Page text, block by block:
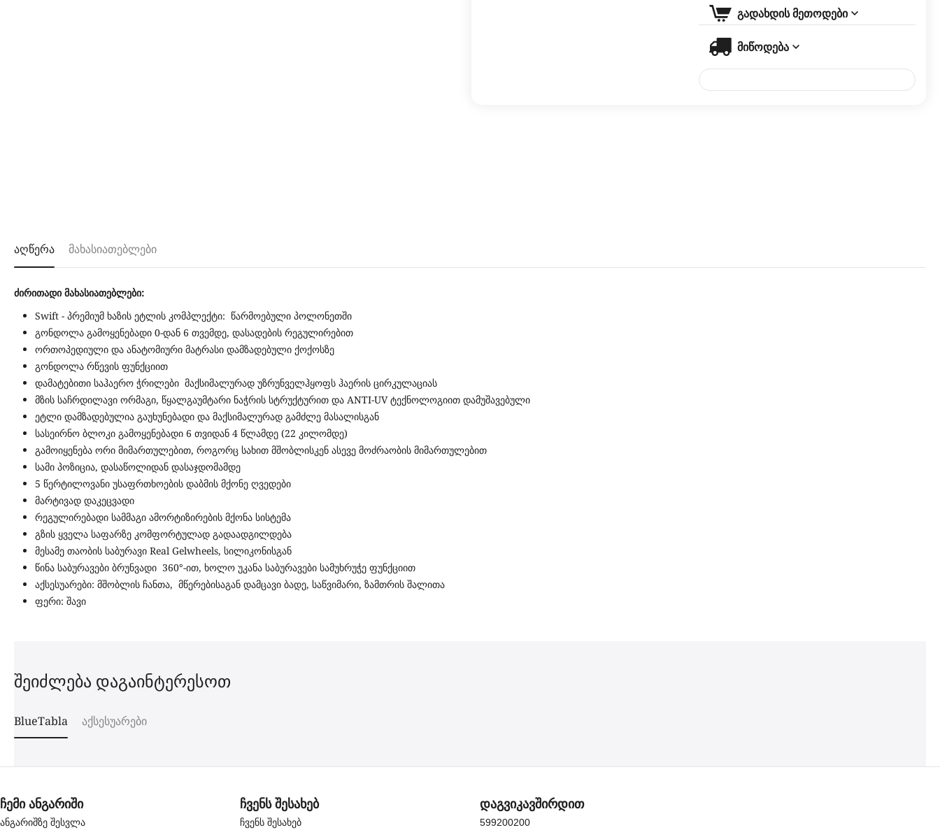
გადახდის მეთოდები
მიწოდება
აღწერა მახასიათებლები
ძირითადი მახასიათებლები:
Swift - პრემიუმ ხაზის ეტლის კომპლექტი: წარმოებული პოლონეთში
გონდოლა გამოყენებადი 0-დან 6 თვემდე, დასადების რეგულირებით
ორთოპედიული და ანატომიური მატრასი დამზადებული ქოქოსზე
გონდოლა რწევის ფუნქციით
დამატებითი საჰაერო ჭრილები მაქსიმალურად უზრუნველჰყოფს ჰაერის ცირკულაციას
მზის საჩრდილავი ორმაგი, წყალგაუმტარი ნაჭრის სტრუქტურით და ANTI-UV ტექნოლოგიით დამუშავებული
ეტლი დამზადებულია გაუხუნებადი და მაქსიმალურად გამძლე მასალისგან
სასეირნო ბლოკი გამოყენებადი 6 თვიდან 4 წლამდე (22 კილომდე)
გამოიყენება ორი მიმართულებით, როგორც სახით მშობლისკენ ასევე მოძრაობის მიმართულებით
სამი პოზიცია, დასაწოლიდან დასაჯდომამდე
5 წერტილოვანი უსაფრთხოების დაბმის მქონე ღვედები
მარტივად დაკეცვადი
რეგულირებადი სამმაგი ამორტიზირების მქონა სისტემა
გზის ყველა საფარზე კომფორტულად გადაადგილდება
მესამე თაობის საბურავი Real Gelwheels, სილიკონისგან
წინა საბურავები ბრუნვადი 360°-ით, ხოლო უკანა საბურავები სამუხრუჭე ფუნქციით
აქსესუარები: მშობლის ჩანთა, მწერებისაგან დამცავი ბადე, საწვიმარი, ზამთრის შალითა
ფერი: შავი
შეიძლება დაგაინტერესოთ
BlueTabla აქსესუარები
ჩემი ანგარიში
ანგარიშზე შესვლა
ჩვენს შესახებ
ჩვენს შესახებ
დაგვიკავშირდით
599200200